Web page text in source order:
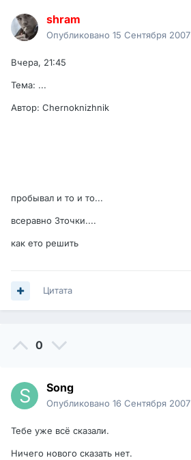
shram
Опубликовано 15 Сентября 2007
Вчера, 21:45
Тема: ...
Автор: Chernoknizhnik
пробывал и то и то...
всеравно 3точки....
как ето решить
Цитата
0
Song
Опубликовано 16 Сентября 2007
Тебе уже всё сказали.
Ничего нового сказать нет.